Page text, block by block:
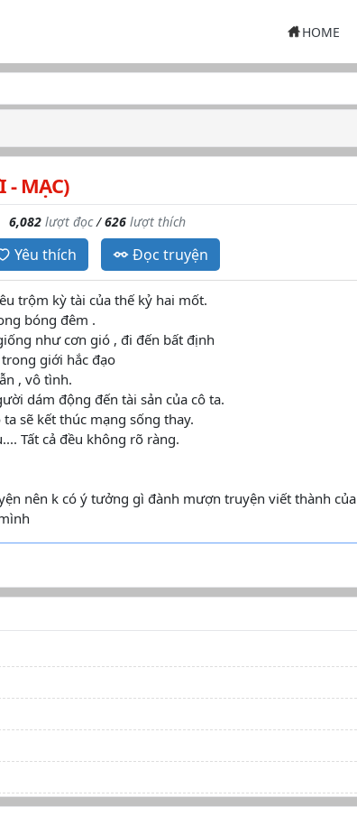
HOME
- MẠC)
6,082 lượt đọc/626 lượt thích
Yêu thích Đọc truyện
trộm kỳ tài của thế kỷ hai mốt.
bóng đêm .
như cơn gió , đi đến bất định
giới hắc đạo
, vô tình.
dám động đến tài sản của cô ta.
sẽ kết thúc mạng sống thay.
Tất cả đều không rõ ràng.
nên k có ý tưởng gì đành mượn truyện viết thành của